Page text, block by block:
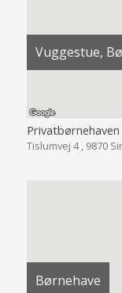
Vuggestue,
Tislumvej 4 , 9870
Børnehave